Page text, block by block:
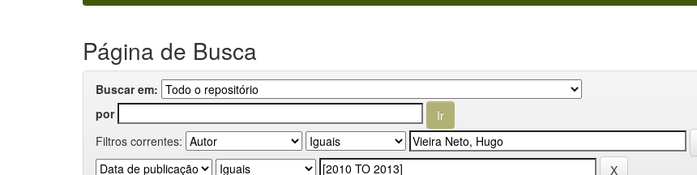
Página de Busca
Buscar em:
por
Filtros correntes: